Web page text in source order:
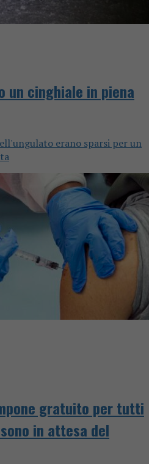
un cinghiale in piena
erano sparsi per un
gratuito per tutti
in attesa del